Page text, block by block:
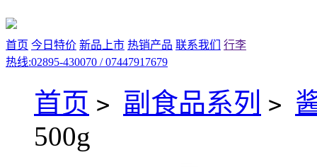
首页 今日特价 新品上市 热销产品 联系我们
行李
热线:02895-430070 / 07447917679
首页 > 副食品系列 >
500g